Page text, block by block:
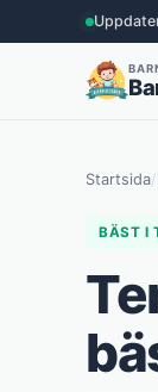
Startsida/
BÄST I